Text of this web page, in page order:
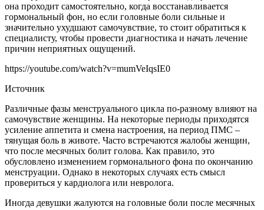
она проходит самостоятельно, когда восстанавливается
гормональный фон, но если головные боли сильные и
значительно ухудшают самочувствие, то стоит обратиться к
специалисту, чтобы провести диагностика и начать лечение
причин неприятных ощущений.
https://youtube.com/watch?v=mumVeIqsIE0
Источник
Различные фазы менструального цикла по-разному влияют на
самочувствие женщины. На некоторые периоды приходятся
усиление аппетита и смена настроения, на период ПМС –
тянущая боль в животе. Часто встречаются жалобы женщин,
что после месячных болит голова. Как правило, это
обусловлено изменением гормонального фона по окончанию
менструации. Однако в некоторых случаях есть смысл
провериться у кардиолога или невролога.
Иногда девушки жалуются на головные боли после месячных